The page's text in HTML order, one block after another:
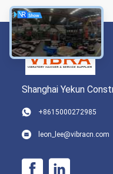
Shanghai Yekun
+8615000272985
leon_lee@vibracn.com